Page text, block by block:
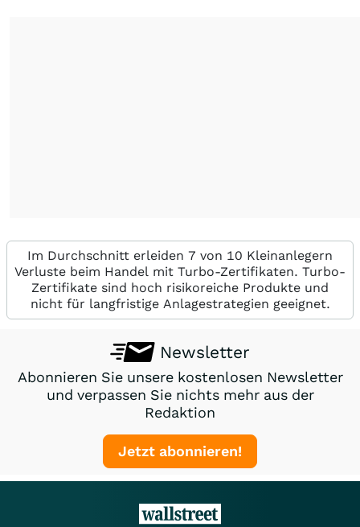
Im Durchschnitt erleiden 7 von 10 Kleinanlegern
Verluste beim Handel mit Turbo-Zertifikaten. Turbo-
Zertifikate sind hoch risikoreiche Produkte und
nicht für langfristige Anlagestrategien geeignet.
Newsletter
Abonnieren Sie unsere kostenlosen Newsletter
und verpassen Sie nichts mehr aus der
Redaktion
Jetzt abonnieren!